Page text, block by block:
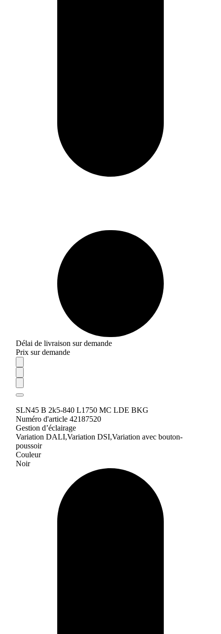
Délai de livraison sur demande
Prix sur demande
SLN45 B 2k5-840 L1750 MC LDE BKG
Numéro d'article 42187520
Gestion d’éclairage
Variation DALI,Variation DSI,Variation avec bouton-
poussoir
Couleur
Noir